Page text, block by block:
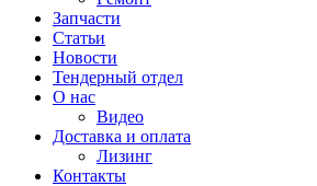
Запчасти
Статьи
Новости
Тендерный отдел
О нас
Видео
Доставка и оплата
Лизинг
Контакты